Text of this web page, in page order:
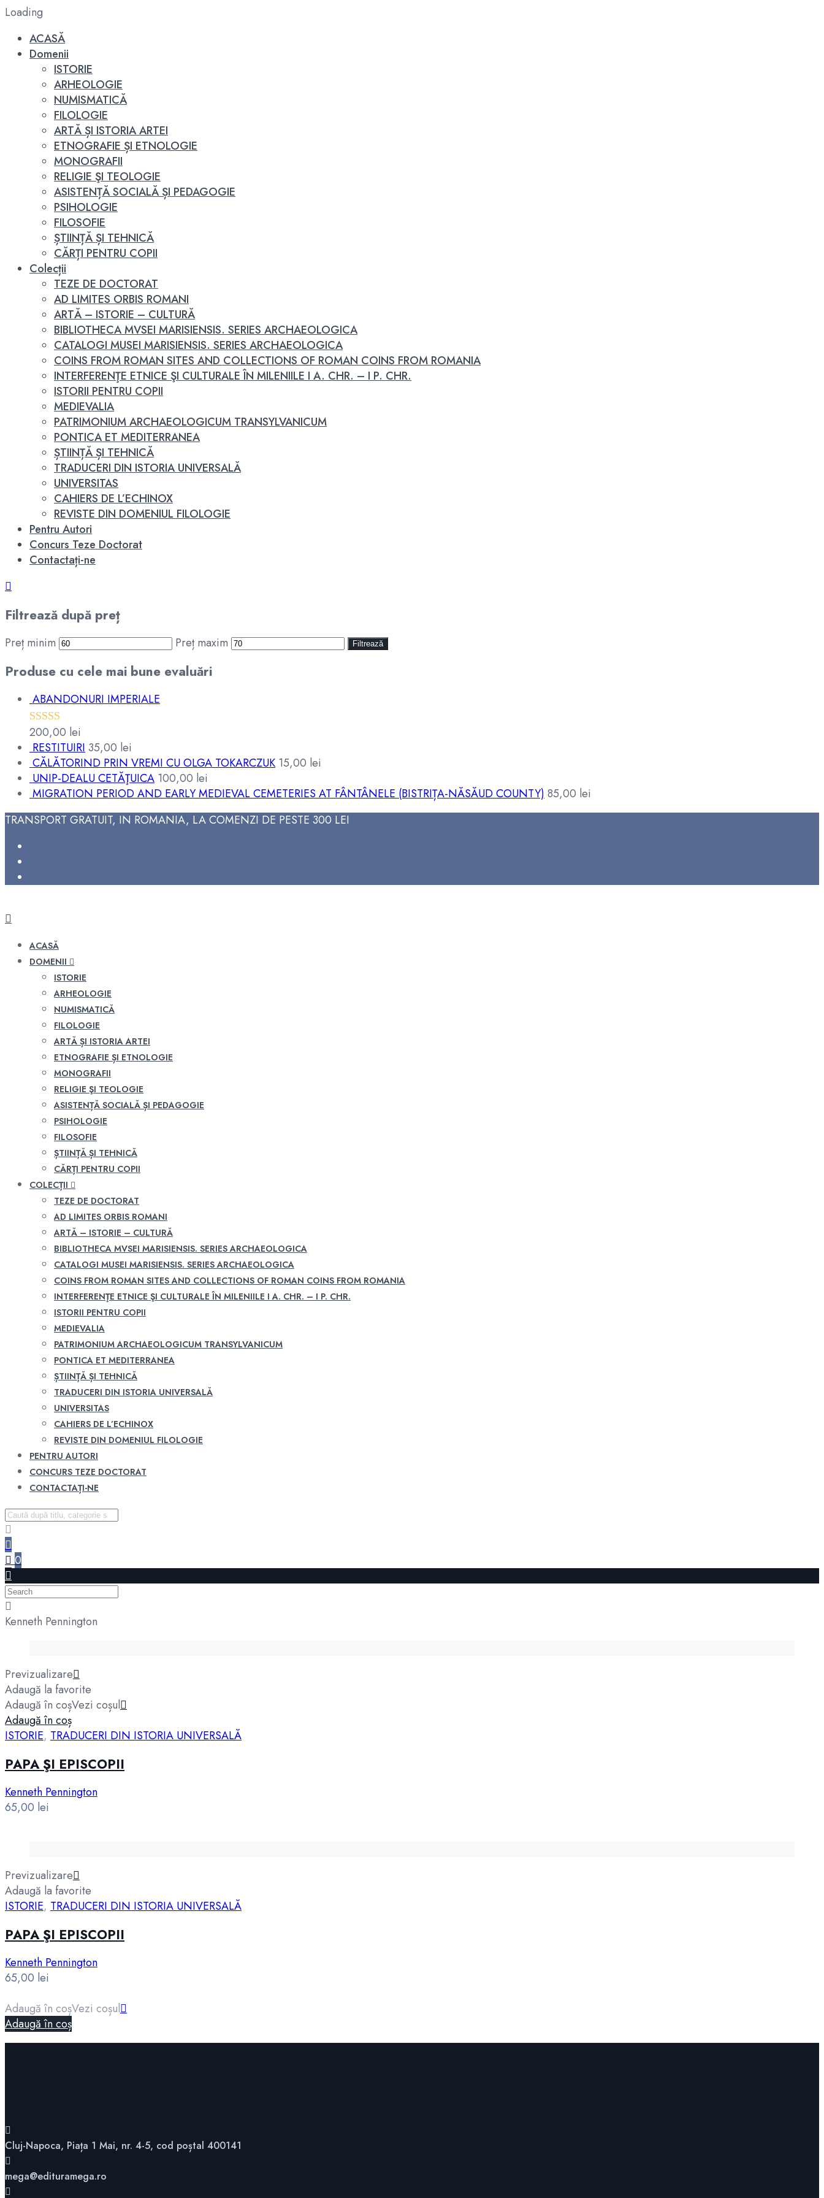
Loading
ACASĂ
Domenii
ISTORIE
ARHEOLOGIE
NUMISMATICĂ
FILOLOGIE
ARTĂ ȘI ISTORIA ARTEI
ETNOGRAFIE ȘI ETNOLOGIE
MONOGRAFII
RELIGIE ŞI TEOLOGIE
ASISTENȚĂ SOCIALĂ ȘI PEDAGOGIE
PSIHOLOGIE
FILOSOFIE
ȘTIINȚĂ ȘI TEHNICĂ
CĂRȚI PENTRU COPII
Colecții
TEZE DE DOCTORAT
AD LIMITES ORBIS ROMANI
ARTĂ – ISTORIE – CULTURĂ
BIBLIOTHECA MVSEI MARISIENSIS. SERIES ARCHAEOLOGICA
CATALOGI MUSEI MARISIENSIS. SERIES ARCHAEOLOGICA
COINS FROM ROMAN SITES AND COLLECTIONS OF ROMAN COINS FROM ROMANIA
INTERFERENŢE ETNICE ŞI CULTURALE ÎN MILENIILE I A. CHR. – I P. CHR.
ISTORII PENTRU COPII
MEDIEVALIA
PATRIMONIUM ARCHAEOLOGICUM TRANSYLVANICUM
PONTICA ET MEDITERRANEA
ȘTIINȚĂ ȘI TEHNICĂ
TRADUCERI DIN ISTORIA UNIVERSALĂ
UNIVERSITAS
CAHIERS DE L’ECHINOX
REVISTE DIN DOMENIUL FILOLOGIE
Pentru Autori
Concurs Teze Doctorat
Contactați-ne
Filtrează după preț
Preț minim Preț maxim Filtrează
Produse cu cele mai bune evaluări
ABANDONURI IMPERIALE
Evaluat la
5.00din 5
200,00 lei
RESTITUIRI35,00 lei
CĂLĂTORIND PRIN VREMI CU OLGA TOKARCZUK 15,00 lei
UNIP-DEALU CETĂŢUICA 100,00 lei
MIGRATION PERIOD AND EARLY MEDIEVAL CEMETERIES AT FÂNTÂNELE (BISTRIȚA-NĂSĂUD COUNTY)85,00 lei
TRANSPORT GRATUIT, IN ROMANIA, LA COMENZI DE PESTE 300 LEI
ACASĂ
DOMENII
ISTORIE
ARHEOLOGIE
NUMISMATICĂ
FILOLOGIE
ARTĂ ȘI ISTORIA ARTEI
ETNOGRAFIE ȘI ETNOLOGIE
MONOGRAFII
RELIGIE ŞI TEOLOGIE
ASISTENȚĂ SOCIALĂ ȘI PEDAGOGIE
PSIHOLOGIE
FILOSOFIE
ȘTIINȚĂ ȘI TEHNICĂ
CĂRȚI PENTRU COPII
COLECȚII
TEZE DE DOCTORAT
AD LIMITES ORBIS ROMANI
ARTĂ – ISTORIE – CULTURĂ
BIBLIOTHECA MVSEI MARISIENSIS. SERIES ARCHAEOLOGICA
CATALOGI MUSEI MARISIENSIS. SERIES ARCHAEOLOGICA
COINS FROM ROMAN SITES AND COLLECTIONS OF ROMAN COINS FROM ROMANIA
INTERFERENŢE ETNICE ŞI CULTURALE ÎN MILENIILE I A. CHR. – I P. CHR.
ISTORII PENTRU COPII
MEDIEVALIA
PATRIMONIUM ARCHAEOLOGICUM TRANSYLVANICUM
PONTICA ET MEDITERRANEA
ȘTIINȚĂ ȘI TEHNICĂ
TRADUCERI DIN ISTORIA UNIVERSALĂ
UNIVERSITAS
CAHIERS DE L’ECHINOX
REVISTE DIN DOMENIUL FILOLOGIE
PENTRU AUTORI
CONCURS TEZE DOCTORAT
CONTACTAȚI-NE
0
Kenneth Pennington
Previzualizare
Adaugă la favorite
Adaugă în coșVezi coșul
Adaugă în coș
ISTORIE, TRADUCERI DIN ISTORIA UNIVERSALĂ
PAPA ŞI EPISCOPII
Kenneth Pennington
65,00 lei
Previzualizare
Adaugă la favorite
ISTORIE, TRADUCERI DIN ISTORIA UNIVERSALĂ
PAPA ŞI EPISCOPII
Kenneth Pennington
65,00 lei
Adaugă în coșVezi coșul
Adaugă în coș
Cluj-Napoca, Piața 1 Mai, nr. 4-5, cod poștal 400141
mega@edituramega.ro